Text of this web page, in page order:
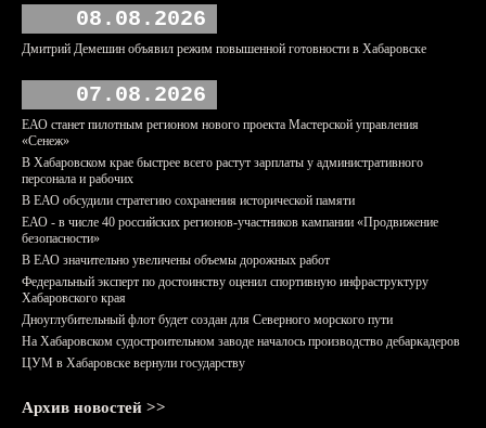
08.08.2026
Дмитрий Демешин объявил режим повышенной готовности в Хабаровске
07.08.2026
ЕАО станет пилотным регионом нового проекта Мастерской управления
«Сенеж»
В Хабаровском крае быстрее всего растут зарплаты у административного
персонала и рабочих
В ЕАО обсудили стратегию сохранения исторической памяти
ЕАО - в числе 40 российских регионов-участников кампании «Продвижение
безопасности»
В ЕАО значительно увеличены объемы дорожных работ
Федеральный эксперт по достоинству оценил спортивную инфраструктуру
Хабаровского края
Дноуглубительный флот будет создан для Северного морского пути
На Хабаровском судостроительном заводе началось производство дебаркадеров
ЦУМ в Хабаровске вернули государству
Архив новостей >>